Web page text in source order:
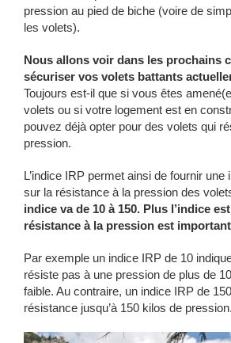
pression au pied de biche (voire de
les volets).
Nous allons voir dans les prochains
sécuriser vos volets battants
Toujours est-il que si vous êtes
volets ou si votre logement est en
pouvez déjà opter pour des volets qui
pression.
L’indice IRP permet ainsi de fournir
sur la résistance à la pression des
indice va de 10 à 150. Plus l’indice
résistance à la pression est
Par exemple un indice IRP de 10
résiste pas à une pression de plus de
faible. Au contraire, un indice IRP de
résistance jusqu’à 150 kilos de pression.